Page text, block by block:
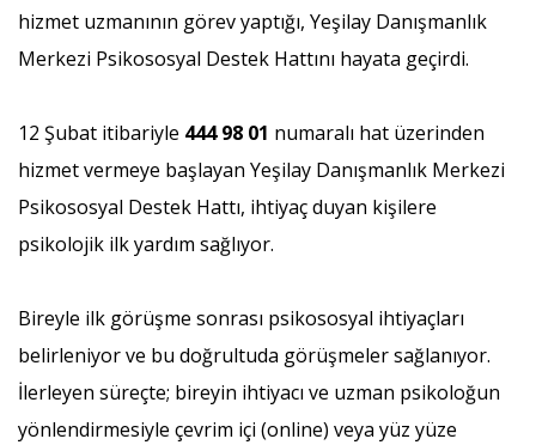
hizmet uzmanının görev yaptığı, Yeşilay Danışmanlık
Merkezi Psikososyal Destek Hattını hayata geçirdi.
12 Şubat itibariyle 444 98 01 numaralı hat üzerinden
hizmet vermeye başlayan Yeşilay Danışmanlık Merkezi
Psikososyal Destek Hattı, ihtiyaç duyan kişilere
psikolojik ilk yardım sağlıyor.
Bireyle ilk görüşme sonrası psikososyal ihtiyaçları
belirleniyor ve bu doğrultuda görüşmeler sağlanıyor.
İlerleyen süreçte; bireyin ihtiyacı ve uzman psikoloğun
yönlendirmesiyle çevrim içi (online) veya yüz yüze